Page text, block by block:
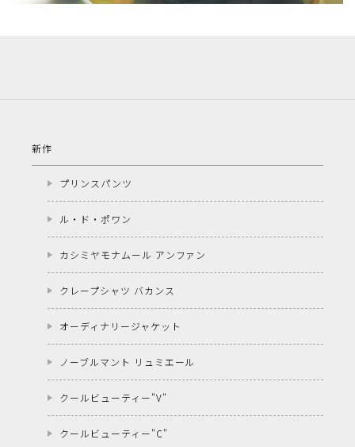
新作
プリンスパンツ
ル・ド・ポワン
カシミヤモナムール アンファン
クレープシャツ バカンス
オーディナリージャケット
ノーブルマント リュミエール
クールビューティー"V"
クールビューティー"C"